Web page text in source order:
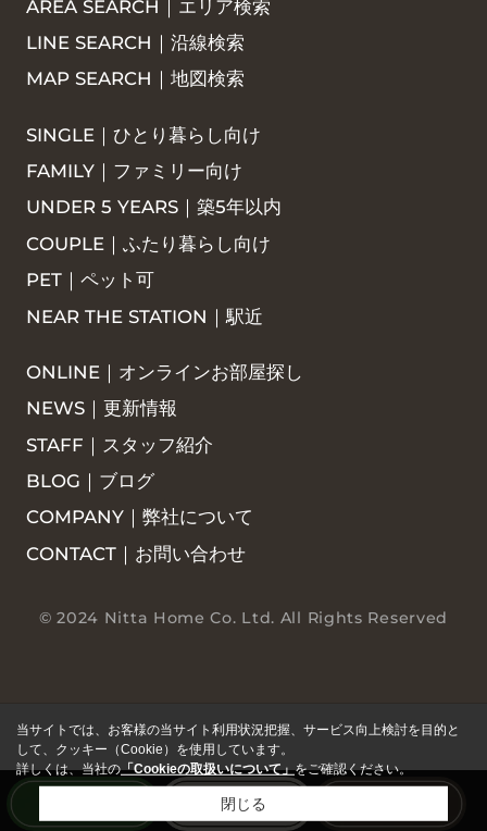
AREA SEARCH｜エリア検索
LINE SEARCH｜沿線検索
MAP SEARCH｜地図検索
SINGLE｜ひとり暮らし向け
FAMILY｜ファミリー向け
UNDER 5 YEARS｜築5年以内
COUPLE｜ふたり暮らし向け
PET｜ペット可
NEAR THE STATION｜駅近
ONLINE｜オンラインお部屋探し
NEWS｜更新情報
STAFF｜スタッフ紹介
BLOG｜ブログ
COMPANY｜弊社について
CONTACT｜お問い合わせ
© 2024 Nitta Home Co. Ltd. All Rights Reserved
当サイトでは、お客様の当サイト利用状況把握、サービス向上検討を目的と
して、クッキー（Cookie）を使用しています。
詳しくは、当社の「Cookieの取扱いについて」をご確認ください。
閉じる